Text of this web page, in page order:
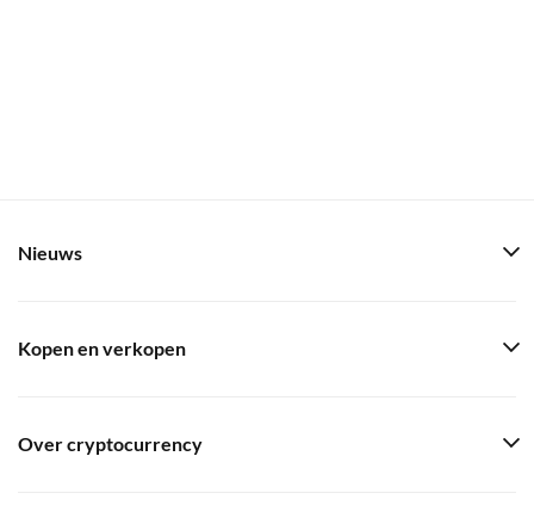
Nieuws
Kopen en verkopen
Over cryptocurrency